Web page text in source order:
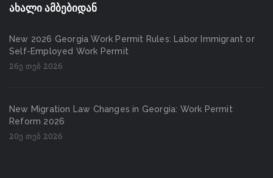
ახალი ამბებიდან
New 2026 Georgia Work Permit Rules: Labor Immigrant or
Self-Employed Work Permit
26ე თებ 2026
New Migration Law Changes in Georgia: Work Permit
Reform 2026
20ე თებ 2026